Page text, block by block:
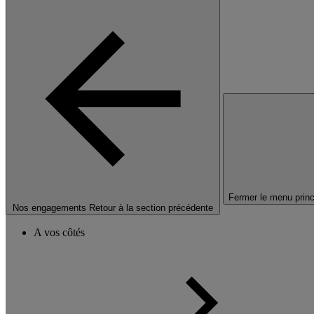
Nos engagements Retour à la section précédente
Fermer le menu
A vos côtés